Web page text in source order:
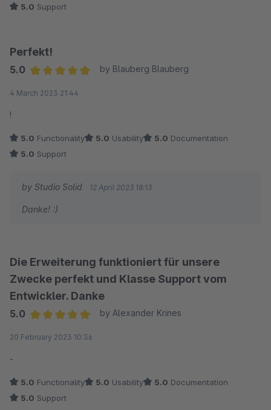
herausragenden und sehr fundierten Support.
5.0 Support
Perfekt!
5.0
by Blauberg Blauberg
4 March 2023 21:44
!
5.0 Functionality 5.0 Usability 5.0 Documentation
5.0 Support
by Studio Solid 12 April 2023 18:13
Danke! :)
Die Erweiterung funktioniert für unsere
Zwecke perfekt und Klasse Support vom
Entwickler. Danke
5.0
by Alexander Krines
20 February 2023 10:36
-
5.0 Functionality 5.0 Usability 5.0 Documentation
5.0 Support